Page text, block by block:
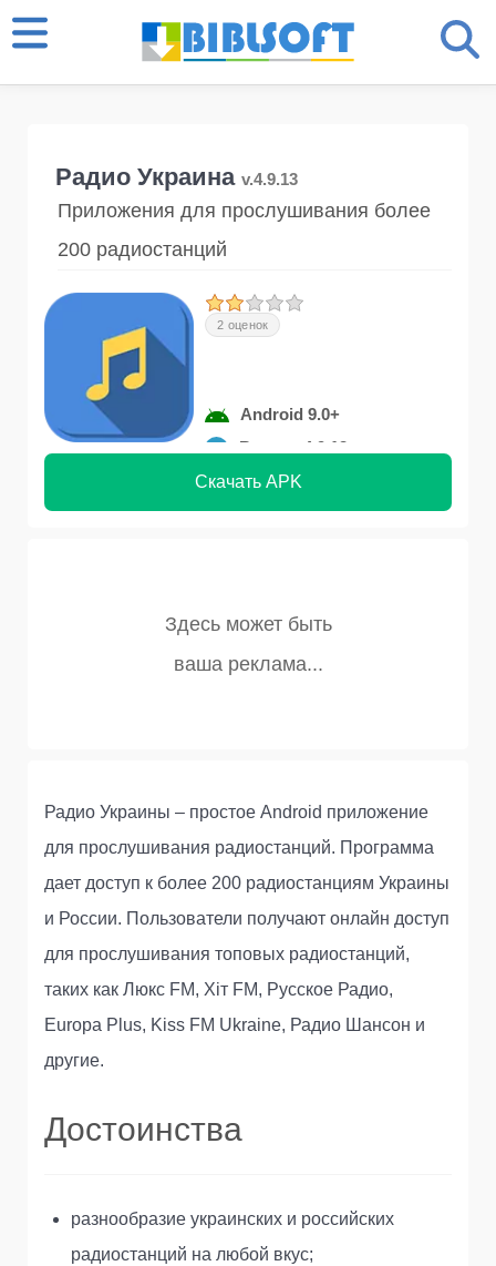
Радио Украина v.4.9.13
Приложения для прослушивания более
200 радиостанций
2 оценок
Android 9.0+
Версия 4.9.13
Скачать APK
Радио Украины – простое Android приложение
для прослушивания радиостанций. Программа
дает доступ к более 200 радиостанциям Украины
и России. Пользователи получают онлайн доступ
для прослушивания топовых радиостанций,
таких как Люкс FM, Хіт FM, Русское Радио,
Europa Plus, Kiss FM Ukraine, Радио Шансон и
другие.
Достоинства
разнообразие украинских и российских
радиостанций на любой вкус;